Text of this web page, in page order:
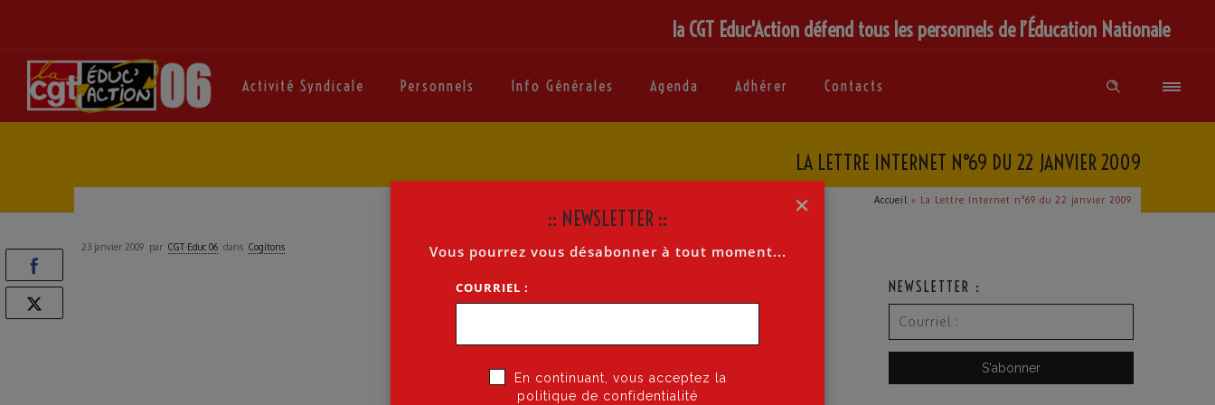
la CGT Educ'Action défend tous les personnels de l’Éducation Nationale
Activité Syndicale Personnels Info Générales Agenda Adhérer Contacts
LA LETTRE INTERNET N°69 DU 22 JANVIER 2009
Accueil » La Lettre Internet n°69 du 22 janvier 2009
23 janvier 2009 par CGT·Educ 06 dans Cogitons
NEWSLETTER :
×
:: NEWSLETTER ::
Vous pourrez vous désabonner à tout moment...
COURRIEL :
En continuant, vous acceptez la
politique de confidentialité